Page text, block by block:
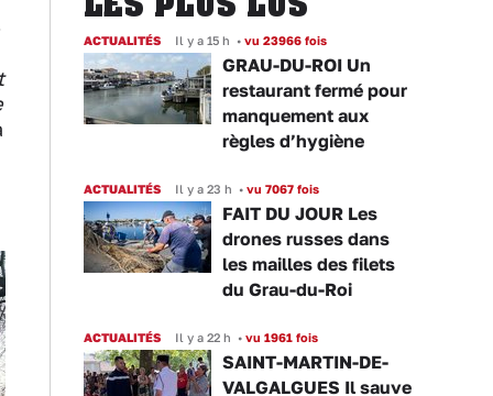
ACTUALITÉS Il y a 15 h • vu 23966 fois
GRAU-DU-ROI Un
restaurant fermé pour
manquement aux
règles d’hygiène
ACTUALITÉS Il y a 23 h • vu 7067 fois
FAIT DU JOUR Les
drones russes dans
les mailles des filets
du Grau-du-Roi
ACTUALITÉS Il y a 22 h • vu 1961 fois
SAINT-MARTIN-DE-
VALGALGUES Il sauve